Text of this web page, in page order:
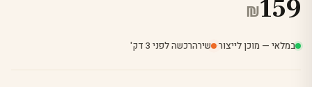
₪159
במלאי — מוכן לייצור· שירהרכשה לפני 3 דק'